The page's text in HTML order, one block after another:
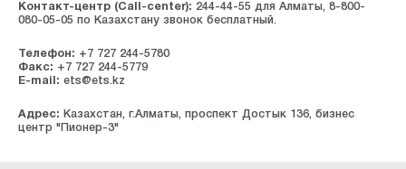
Контакт-центр (Call-center): 244-44-55 для Алматы, 8-800-
080-05-05 по Казахстану звонок бесплатный.
Телефон: +7 727 244-5780
Факс: +7 727 244-5779
E-mail: ets@ets.kz
Адрес: Казахстан, г.Алматы, проспект Достык 136, бизнес
центр "Пионер-3"